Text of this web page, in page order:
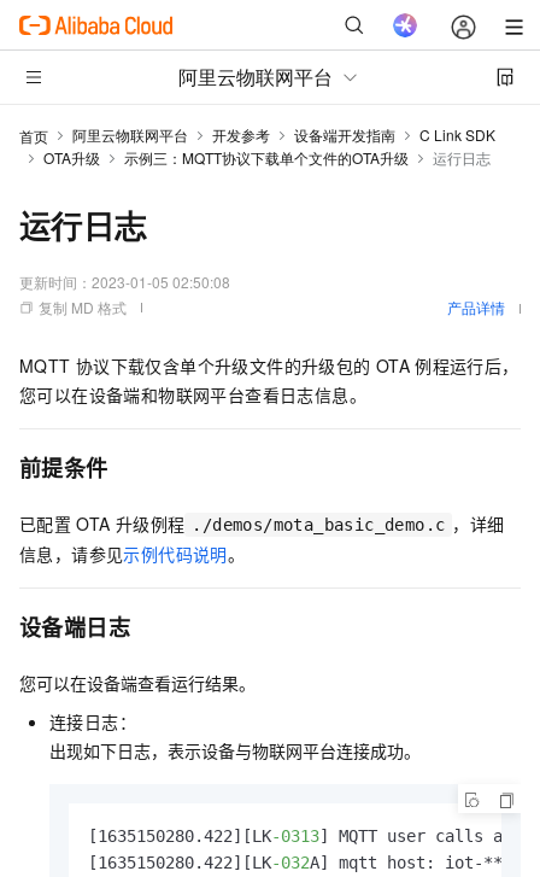
阿里云物联网平台
首页 阿里云物联网平台 开发参考 设备端开发指南
C Link SDK
OTA升级
示例三：MQTT协议下载单个文件的OTA升级 运行日志
运行日志
更新时间： 2023-01-05 02:50:08
复制 MD 格式
产品详情
MQTT 协议下载仅含单个升级文件的升级包的 OTA 例程运行后，
您可以在设备端和物联网平台查看日志信息。
前提条件
已配置 OTA 升级例程 ./demos/mota_basic_demo.c ， 详细
信息，请参见示例代码说明。
设备端日志
您可以在设备端查看运行结果。
连接日志：
出现如下日志，表示设备与物联网平台连接成功。
[1635150280.422][LK-0313] MQTT user calls
[1635150280.422][LK-032A] mqtt host: iot-